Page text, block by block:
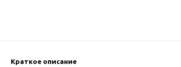
Краткое описание